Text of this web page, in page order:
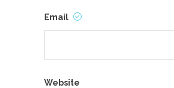
Email
Website